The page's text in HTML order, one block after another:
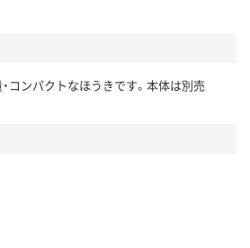
コンパクトなほうきです。本体は別売